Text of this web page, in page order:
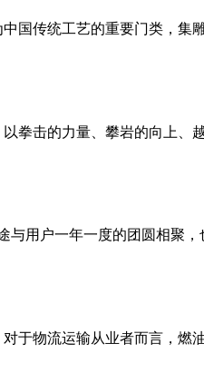
国传统工艺的重要门类，集
拳击的力量、攀岩的向上、
用户一年一度的团圆相聚，
于物流运输从业者而言，燃